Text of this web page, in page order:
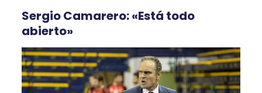
Sergio Camarero: «Está todo
abierto»